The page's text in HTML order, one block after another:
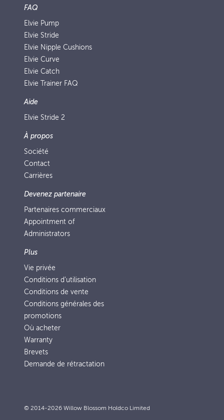
FAQ
Elvie Pump
Elvie Stride
Elvie Nipple Cushions
Elvie Curve
Elvie Catch
Elvie Trainer FAQ
Aide
Elvie Stride 2
À propos
Société
Contact
Carrières
Devenez partenaire
Partenaires commerciaux
Appointment of
Administrators
Plus
Vie privée
Conditions d’utilisation
Conditions de vente
Conditions générales des
promotions
Où acheter
Warranty
Brevets
Demande de rétractation
© 2014-2026 Willow Blossom Holdco Limited